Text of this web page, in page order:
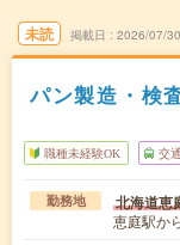
未読 掲載日 2026/07/30
パン製造・検
職種未経験OK 交
勤務地 北海道恵
恵庭駅か